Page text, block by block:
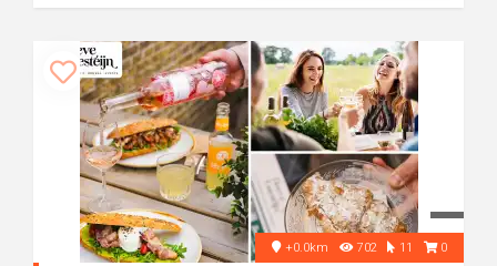
+0.0km 702 11 0